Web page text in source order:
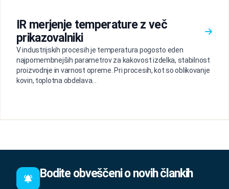
IR merjenje temperature z več
prikazovalniki
V industrijskih procesih je temperatura pogosto eden
najpomembnejših parametrov za kakovost izdelka, stabilnost
proizvodnje in varnost opreme. Pri procesih, kot so oblikovanje
kovin, toplotna obdelava...
Bodite obveščeni o novih člankih